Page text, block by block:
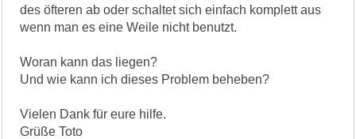
des öfteren ab oder schaltet sich einfach komplett aus
wenn man es eine Weile nicht benutzt.
Woran kann das liegen?
Und wie kann ich dieses Problem beheben?
Vielen Dank für eure hilfe.
Grüße Toto